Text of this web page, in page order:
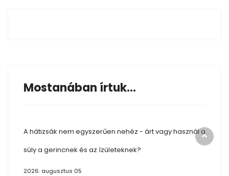
Mostanában írtuk...
A hátizsák nem egyszerűen nehéz - árt vagy használ a
súly a gerincnek és az ízületeknek?
2026. augusztus 05